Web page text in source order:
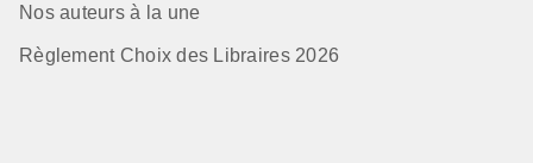
Nos auteurs à la une
Règlement Choix des Libraires 2026